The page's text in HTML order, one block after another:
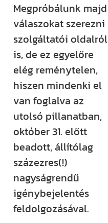
Megpróbálunk majd
válaszokat szerezni
szolgáltatói oldalról
is, de ez egyelőre
elég reménytelen,
hiszen mindenki el
van foglalva az
utolsó pillanatban,
október 31. előtt
beadott, állítólag
százezres(!)
nagyságrendű
igénybejelentés
feldolgozásával.